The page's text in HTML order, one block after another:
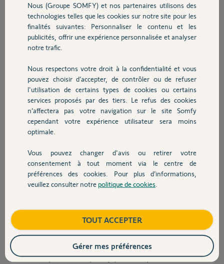
Sécurité
Domotique
Chauffage
Autres produits
Devis avec un pro
Contact
Pensez vous que le moteur soit suffisant pour ma configuration ou
que ça soit reellement problématique ? Pour quelle raison ça serait un
soucis concrètement ?
Merci d'avance
Merci,
Kamel A.
il y a plus d'un an
Participer au fil de discussion
Réponses
Vous avez déjà eu votre réponse ici !
https://forum.somfy.fr/questions/3572009-portail-compatibilite
Si ce moteur est donné pour maxi 2m par vantail c'est qu'il y a des
de 1.6m de haut et 2.25m de long qu'un battant plein de 1.80m de haut et
2m de long.
Je vous avez demandé une photo de votre portail ?
Seulement après avoir vu le portail je pourrais me prononcer sur une
Nous (Groupe SOMFY) et nos partenaires utilisons des
technologies telles que les cookies sur notre site pour les
finalités suivantes: Personnaliser le contenu et les
publicités, offrir une expérience personnalisée et analyser
notre trafic.
Nous respectons votre droit à la confidentialité et vous
pouvez choisir d’accepter, de contrôler ou de refuser
l'utilisation de certains types de cookies ou certains
services proposés par des tiers. Le refus des cookies
n’affectera pas votre navigation sur le site Somfy
cependant votre expérience utilisateur sera moins
optimale.
Vous pouvez changer d'avis ou retirer votre
consentement à tout moment via le centre de
préférences des cookies. Pour plus d’informations,
veuillez consulter notre politique de cookies
TOUT ACCEPTER
Gérer mes préférences